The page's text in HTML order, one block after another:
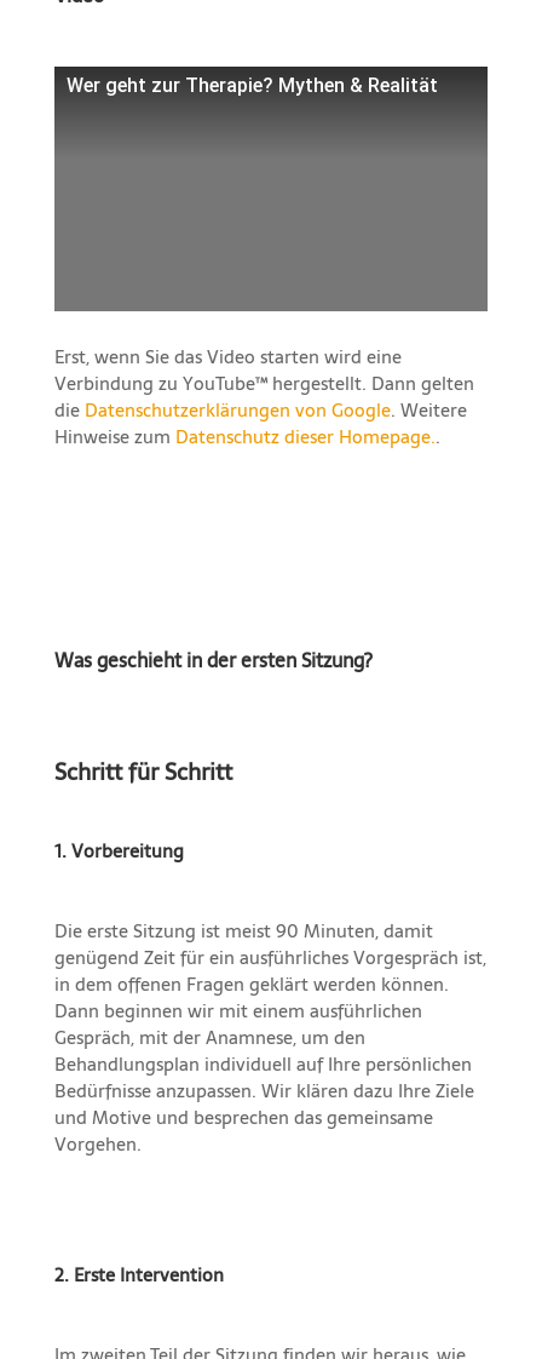
Wer geht zur Therapie? Mythen & Realität
Erst, wenn Sie das Video starten wird eine
Verbindung zu YouTube™ hergestellt. Dann gelten
die Datenschutzerklärungen von Google. Weitere
Hinweise zum Datenschutz dieser Homepage..
Was geschieht in der ersten Sitzung?
Schritt für Schritt
1. Vorbereitung
Die erste Sitzung ist meist 90 Minuten, damit
genügend Zeit für ein ausführliches Vorgespräch ist,
in dem offenen Fragen geklärt werden können.
Dann beginnen wir mit einem ausführlichen
Gespräch, mit der Anamnese, um den
Behandlungsplan individuell auf Ihre persönlichen
Bedürfnisse anzupassen. Wir klären dazu Ihre Ziele
und Motive und besprechen das gemeinsame
Vorgehen.
2. Erste Intervention